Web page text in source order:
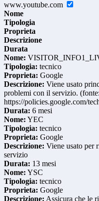
www.youtube.com
Nome
Tipologia
Proprieta
Descrizione
Durata
Nome:
Tipologia: tecnico
Proprieta: Google
Descrizione: Viene usato
problemi con il servizio. (fonte:
https://policies.google.com/
Durata: 6 mesi
Nome: YEC
Tipologia: tecnico
Proprieta: Google
Descrizione: Viene usato per
servizio
Durata: 13 mesi
Nome: YSC
Tipologia: tecnico
Proprieta: Google
Descrizione: Assicura che le